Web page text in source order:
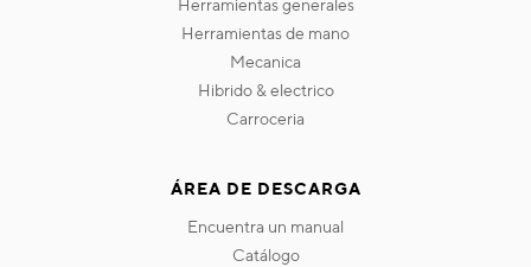
herramientas generales
herramientas de mano
mecanica
hibrido & electrico
carroceria
ÁREA DE DESCARGA
encuentra un manual
catálogo